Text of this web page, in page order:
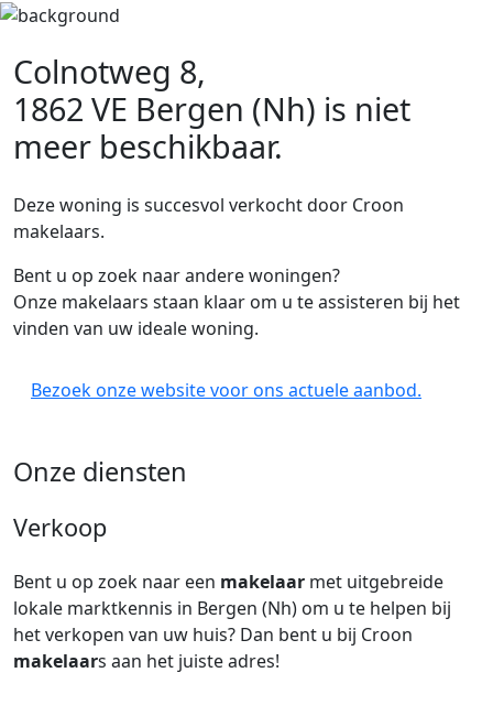
Colnotweg 8,
1862 VE Bergen (Nh) is niet
meer beschikbaar.
Deze woning is succesvol verkocht door Croon
makelaars.
Bent u op zoek naar andere woningen?
Onze makelaars staan klaar om u te assisteren bij het
vinden van uw ideale woning.
Bezoek onze website voor ons actuele aanbod.
Onze diensten
Verkoop
Bent u op zoek naar een makelaar met uitgebreide
lokale marktkennis in Bergen (Nh) om u te helpen bij
het verkopen van uw huis? Dan bent u bij Croon
makelaars aan het juiste adres!